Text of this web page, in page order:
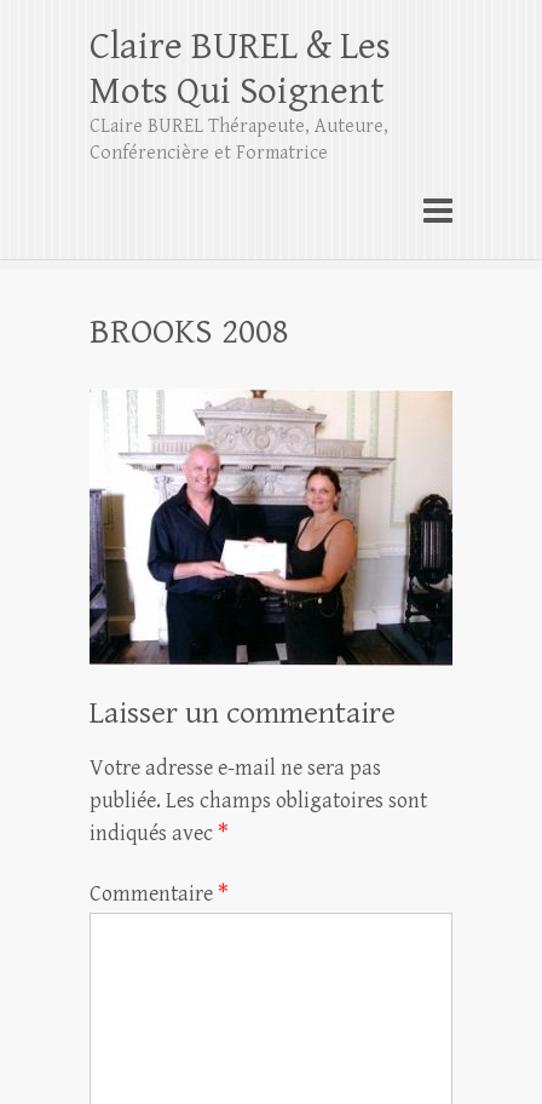
Claire BUREL & Les
Mots Qui Soignent
CLaire BUREL Thérapeute, Auteure,
Conférencière et Formatrice
BROOKS 2008
Laisser un commentaire
Votre adresse e-mail ne sera pas
publiée. Les champs obligatoires sont
indiqués avec *
Commentaire *